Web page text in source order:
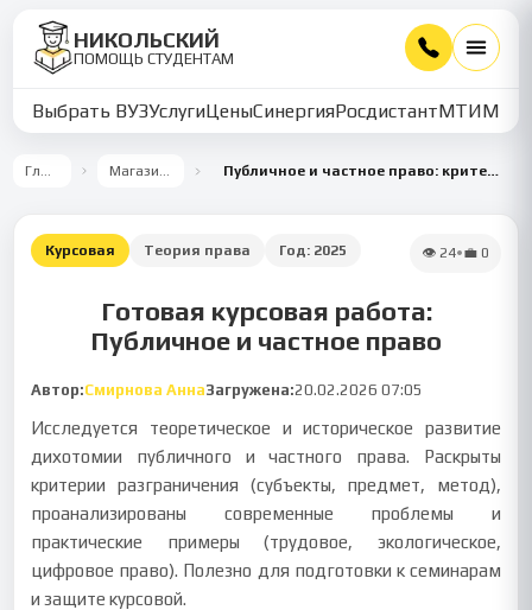
НИКОЛЬСКИЙ
ПОМОЩЬ СТУДЕНТАМ
Выбрать ВУЗУслугиЦеныСинергияРосдистантМТИММУ
Главная Магазин работ Публичное и частное право: критерии разграничения
Курсовая Теория права Год: 2025 👁 24•💼 0
Готовая курсовая работа:
Публичное и частное право
Автор:Смирнова АннаЗагружена:20.02.2026 07:05
Исследуется теоретическое и историческое развитие
дихотомии публичного и частного права. Раскрыты
критерии разграничения (субъекты, предмет, метод),
проанализированы современные проблемы и
практические примеры (трудовое, экологическое,
цифровое право). Полезно для подготовки к семинарам
и защите курсовой.